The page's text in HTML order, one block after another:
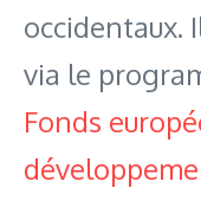
occidentaux.
via le
Fonds